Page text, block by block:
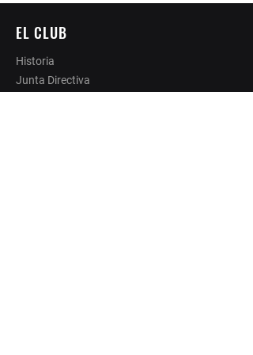
EL CLUB
Historia
Junta Directiva